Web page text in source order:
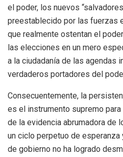
el poder, los nuevos
preestablecido por las fuerzas
que realmente ostentan el
las elecciones en un mero
a la ciudadanía de las agendas
verdaderos portadores del
Consecuentemente, la
es el instrumento supremo
de la evidencia abrumadora de
un ciclo perpetuo de
de gobierno no ha logrado